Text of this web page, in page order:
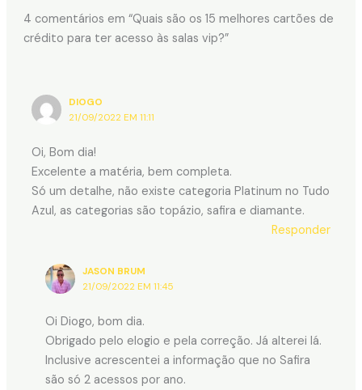
4 comentários em “Quais são os 15 melhores cartões de
crédito para ter acesso às salas vip?”
DIOGO
21/09/2022 EM 11:11
Oi, Bom dia!
Excelente a matéria, bem completa.
Só um detalhe, não existe categoria Platinum no Tudo
Azul, as categorias são topázio, safira e diamante.
Responder
JASON BRUM
21/09/2022 EM 11:45
Oi Diogo, bom dia.
Obrigado pelo elogio e pela correção. Já alterei lá.
Inclusive acrescentei a informação que no Safira
são só 2 acessos por ano.